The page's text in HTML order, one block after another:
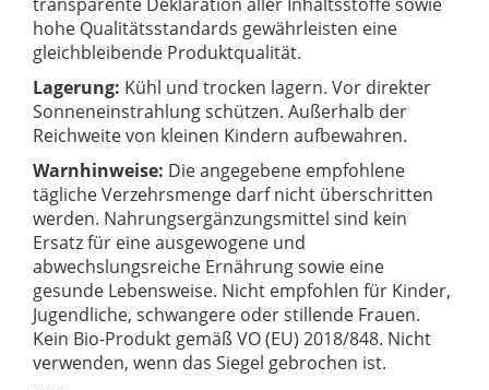
transparente Deklaration aller Inhaltsstoffe sowie
hohe Qualitätsstandards gewährleisten eine
gleichbleibende Produktqualität.
Lagerung: Kühl und trocken lagern. Vor direkter
Sonneneinstrahlung schützen. Außerhalb der
Reichweite von kleinen Kindern aufbewahren.
Warnhinweise: Die angegebene empfohlene
tägliche Verzehrsmenge darf nicht überschritten
werden. Nahrungsergänzungsmittel sind kein
Ersatz für eine ausgewogene und
abwechslungsreiche Ernährung sowie eine
gesunde Lebensweise. Nicht empfohlen für Kinder,
Jugendliche, schwangere oder stillende Frauen.
Kein Bio-Produkt gemäß VO (EU) 2018/848. Nicht
verwenden, wenn das Siegel gebrochen ist.